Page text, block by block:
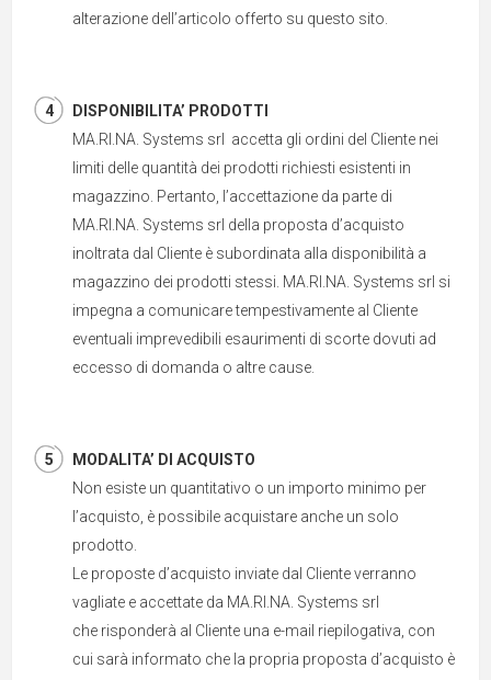
alterazione dell’articolo offerto su questo sito.
DISPONIBILITA’ PRODOTTI
MA.RI.NA. Systems srl accetta gli ordini del Cliente nei
limiti delle quantità dei prodotti richiesti esistenti in
magazzino. Pertanto, l’accettazione da parte di
MA.RI.NA. Systems srl della proposta d’acquisto
inoltrata dal Cliente è subordinata alla disponibilità a
magazzino dei prodotti stessi. MA.RI.NA. Systems srl si
impegna a comunicare tempestivamente al Cliente
eventuali imprevedibili esaurimenti di scorte dovuti ad
eccesso di domanda o altre cause.
MODALITA’ DI ACQUISTO
Non esiste un quantitativo o un importo minimo per
l’acquisto, è possibile acquistare anche un solo
prodotto.
Le proposte d’acquisto inviate dal Cliente verranno
vagliate e accettate da MA.RI.NA. Systems srl
che risponderà al Cliente una e-mail riepilogativa, con
cui sarà informato che la propria proposta d’acquisto è